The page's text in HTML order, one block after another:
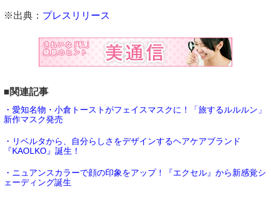
※出典： プレスリリース
■関連記事
・愛知名物・小倉トーストがフェイスマスクに！「旅するルルルン」
新作マスク発売
・リベルタから、自分らしさをデザインするヘアケアブランド
『KAOLKO』誕生！
・ニュアンスカラーで顔の印象をアップ！『エクセル』から新感覚シ
ェーディング誕生